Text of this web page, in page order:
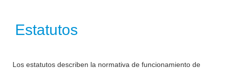
Estatutos
Los estatutos describen la normativa de funcionamiento de